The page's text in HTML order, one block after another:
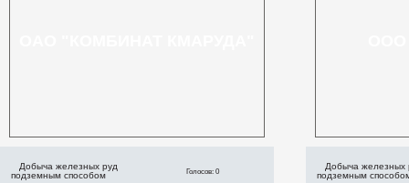
Добыча железных руд
подземным способом
Голосов: 0
Добыча железных
подземным